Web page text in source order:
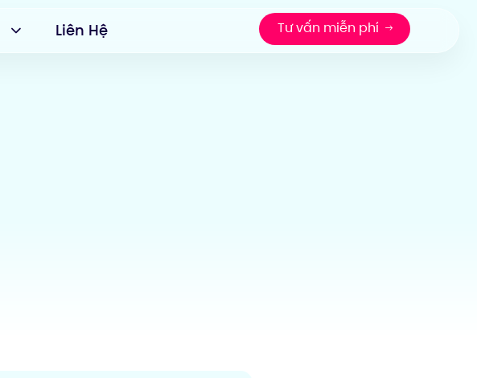
Liên Hệ Tư vấn miễn phí